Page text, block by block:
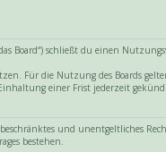
schließt du einen
Für die Nutzung des Boards
einer Frist jederzeit
und unentgeltliches
bestehen.